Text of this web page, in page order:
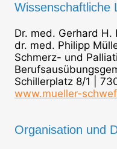
Wissenschaftliche
Dr. med. Gerhard
dr. med. Philipp
Schmerz- und
Schillerplatz 8/1 |
www.mueller-
Organisation und